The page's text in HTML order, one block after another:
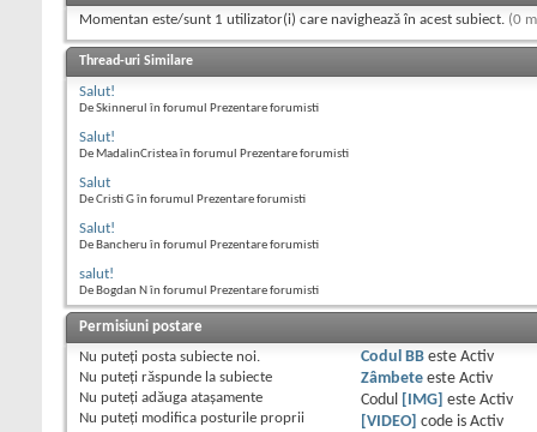
Momentan este/sunt 1 utilizator(i) care navighează în acest subiect. (0
Thread-uri Similare
Salut!
De Skinnerul în forumul Prezentare forumisti
Salut!
De MadalinCristea în forumul Prezentare forumisti
Salut
De Cristi G în forumul Prezentare forumisti
Salut!
De Bancheru în forumul Prezentare forumisti
salut!
De Bogdan N în forumul Prezentare forumisti
Permisiuni postare
Nu puteţi posta subiecte noi.
Nu puteţi răspunde la subiecte
Nu puteţi adăuga ataşamente
Nu puteţi modifica posturile proprii
Codul BBeste Activ
Zâmbeteeste Activ
Codul
[IMG] este Activ
[VIDEO]
code is Activ